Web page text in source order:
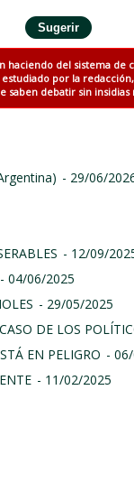
haciendo del sistema
por la
saben debatir sin insidias
- 29/06/
- 12/09/
- 04/06/2025
- 29/05/2025
DE LOS
EN PELIGRO -
- 11/02/2025